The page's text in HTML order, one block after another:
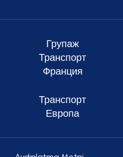
Групаж
Транспорт
Франция
Транспорт
Европа